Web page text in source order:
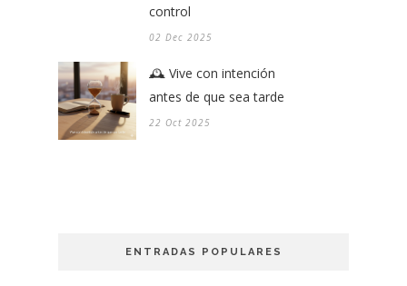
control
02 Dec 2025
🕰️ Vive con intención
antes de que sea tarde
22 Oct 2025
ENTRADAS POPULARES